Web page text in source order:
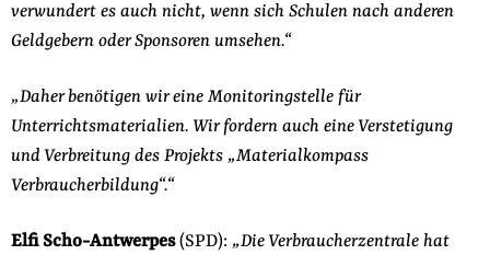
verwundert es auch nicht, wenn sich Schulen nach anderen
Geldgebern oder Sponsoren umsehen.“
„Daher benötigen wir eine Monitoringstelle für
Unterrichtsmaterialien. Wir fordern auch eine Verstetigung
und Verbreitung des Projekts „Materialkompass
Verbraucherbildung“.“
Elfi Scho-Antwerpes(SPD): „Die Verbraucherzentrale hat